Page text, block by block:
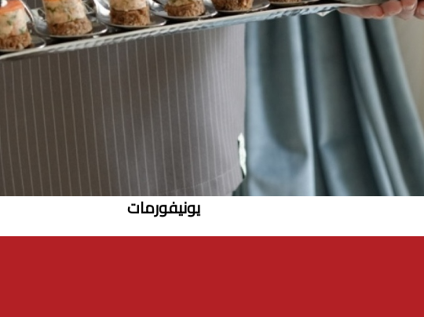
يونيفورمات